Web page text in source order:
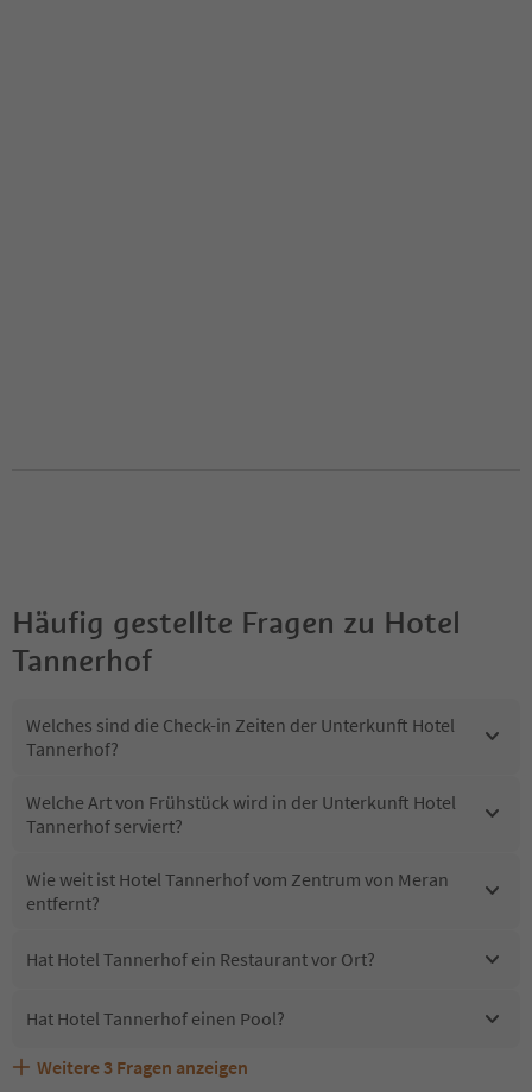
Häufig gestellte Fragen zu Hotel
Tannerhof
Welches sind die Check-in Zeiten der Unterkunft Hotel
Tannerhof?
Welche Art von Frühstück wird in der Unterkunft Hotel
Tannerhof serviert?
Wie weit ist Hotel Tannerhof vom Zentrum von Meran
entfernt?
Hat Hotel Tannerhof ein Restaurant vor Ort?
Hat Hotel Tannerhof einen Pool?
Sind Haustiere in der Unterkunft Hotel Tannerhof
Welche Services bietet Hotel Tannerhof?
Erhalten die Gäste von Hotel Tannerhof einen Südtirol
Weitere 3 Fragen anzeigen